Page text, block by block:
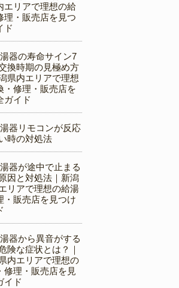
エリアで理想の給
理・販売店を見つ
ド
器の寿命サイン7
換時期の見極め方
県内エリアで理想
・修理・販売店を
ガイド
器リモコンが反応
時の対処法
器が途中で止まる
因と対処法｜新潟
リアで理想の給湯
・販売店を見つけ
器から異音がする
険な症状とは？｜
内エリアで理想の
修理・販売店を見
イド